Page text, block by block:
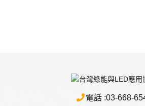
電話 :03-668-